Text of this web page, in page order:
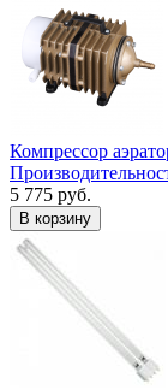
Компрессор
5 775 руб.
В корзину